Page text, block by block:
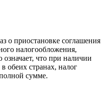
о приостановке соглашения
налогообложения,
что при наличии
обеих странах, налог
сумме.